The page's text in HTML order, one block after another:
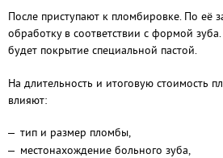
После приступают к пломбировке. По её
обработку в соответствии с формой
будет покрытие специальной пастой.
На длительность и итоговую стоимость
влияют:
тип и размер пломбы,
местонахождение больного зуба,